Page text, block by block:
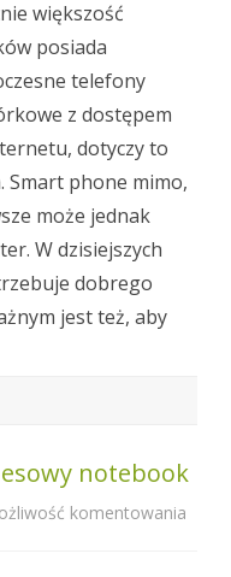
większość
posiada
telefony
z dostępem
dotyczy to
Smart phone mimo,
może jednak
W dzisiejszych
dobrego
jest też, aby
notebook
komentowania